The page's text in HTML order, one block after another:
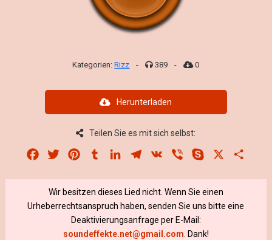
Kategorien:Rizz - 389 - 0
Herunterladen
Teilen Sie es mit sich selbst:
Facebook
Twitter PinterestTumblrLinkedInTelegram
VK Viber Skype
Wir besitzen dieses Lied nicht. Wenn Sie einen
Urheberrechtsanspruch haben, senden Sie uns bitte eine
Deaktivierungsanfrage per E-Mail:
soundeffekte.net@gmail.com . Dank!